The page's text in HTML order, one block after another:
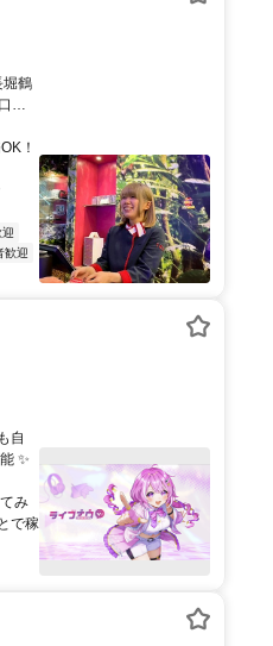
堀鶴
徒
！
歓迎
自
✨
み
で稼